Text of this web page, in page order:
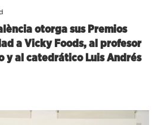
otorga sus Premios
a Vicky Foods, al profesor
y al catedrático Luis Andrés